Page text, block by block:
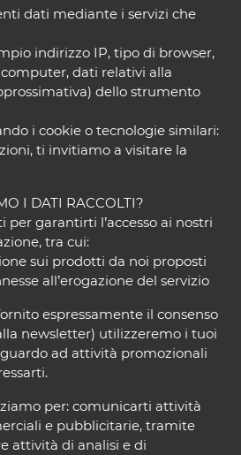
dati mediante i servizi che
indirizzo IP, tipo di browser,
dati relativi alla
dello strumento
i cookie o tecnologie similari:
ti invitiamo a visitare la
I DATI RACCOLTI?
garantirti l’accesso ai nostri
tra cui:
sui prodotti da noi proposti
all’erogazione del servizio
espressamente il consenso
newsletter) utilizzeremo i tuoi
ad attività promozionali
per: comunicarti attività
e pubblicitarie, tramite
attività di analisi e di